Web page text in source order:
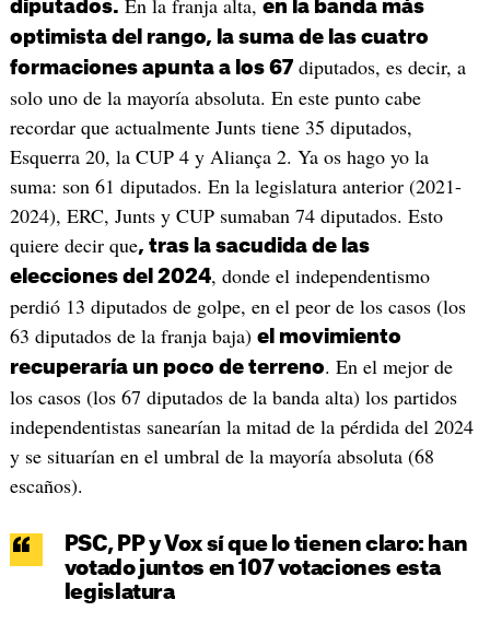
diputados.
en la banda más
optimista del rango, la suma de las cuatro
formaciones apunta a los 67diputados, es decir, a
solo uno de la mayoría absoluta. En este punto cabe
recordar que actualmente Junts tiene 35 diputados,
Esquerra 20, la CUP 4 y Aliança 2. Ya os hago yo la
suma: son 61 diputados. En la legislatura anterior (2021-
2024), ERC, Junts y CUP sumaban 74 diputados. Esto
quiere decir que, tras la sacudida de las
elecciones del 2024, donde el independentismo
perdió 13 diputados de golpe, en el peor de los casos (los
63 diputados de la franja baja) el movimiento
recuperaría un poco de terreno. En el mejor de
los casos (los 67 diputados de la banda alta) los partidos
independentistas sanearían la mitad de la pérdida del 2024
y se situarían en el umbral de la mayoría absoluta (68
escaños).
PSC, PP y Vox sí que lo tienen claro: han
votado juntos en 107 votaciones esta
legislatura